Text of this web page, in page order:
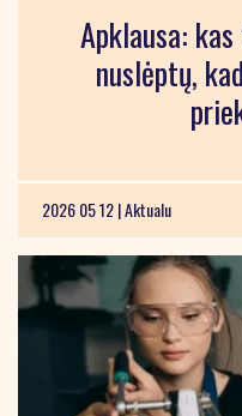
Apklausa:
nuslėptų,
2026 05 12 |Aktualu